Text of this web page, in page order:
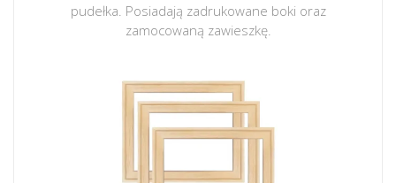
pudełka. Posiadają zadrukowane boki oraz
zamocowaną zawieszkę.